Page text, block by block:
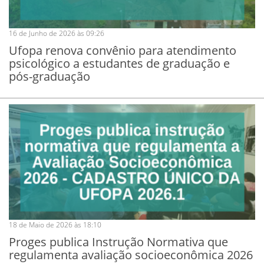
16 de Junho de 2026 às 09:26
Ufopa renova convênio para atendimento
psicológico a estudantes de graduação e
pós-graduação
18 de Maio de 2026 às 18:10
Proges publica Instrução Normativa que
regulamenta avaliação socioeconômica 2026